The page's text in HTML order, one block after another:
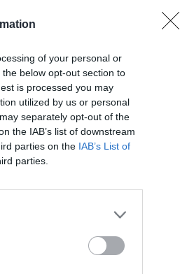
of your personal or
below opt-out section to
is processed you may
utilized by us or personal
separately opt-out of the
the IAB’s list of downstream
parties on the IAB’s List of
parties.
Photoshoot Paris